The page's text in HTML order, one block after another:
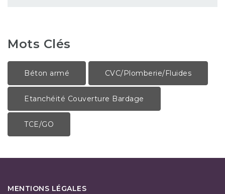
Mots Clés
Béton armé CVC/Plomberie/Fluides
Etanchéité Couverture Bardage
TCE/GO
MENTIONS LÉGALES